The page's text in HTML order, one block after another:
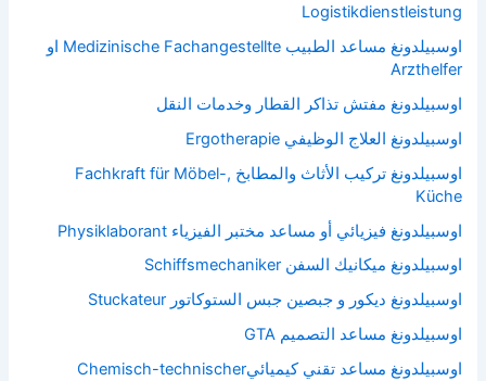
Logistikdienstleistung
اوسبيلدونغ مساعد الطبيب Medizinische Fachangestellte او
Arzthelfer
اوسبيلدونغ مفتش تذاكر القطار وخدمات النقل
اوسبيلدونغ العلاج الوظيفي Ergotherapie
اوسبيلدونغ تركيب الأثاث والمطابخ Fachkraft für Möbel-,
Küche
اوسبيلدونغ فيزيائي أو مساعد مختبر الفيزياء Physiklaborant
اوسبيلدونغ ميكانيك السفن Schiffsmechaniker
اوسبيلدونغ ديكور و جبصين جبس الستوكاتور Stuckateur
اوسبيلدونغ مساعد التصميم GTA
اوسبيلدونغ مساعد تقني كيميائيChemisch-technischer